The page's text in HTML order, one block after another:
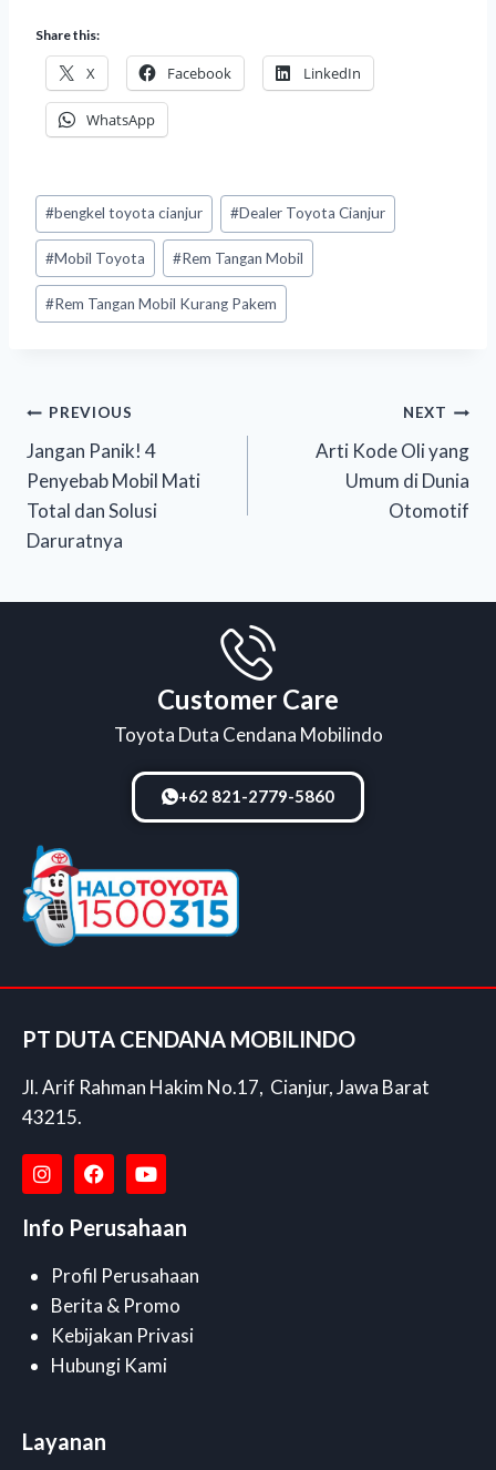
Share this:
X Facebook LinkedIn
WhatsApp
#bengkel toyota cianjur #Dealer Toyota Cianjur
#Mobil Toyota #Rem Tangan Mobil
#Rem Tangan Mobil Kurang Pakem
PREVIOUS
Jangan Panik! 4
Penyebab Mobil Mati
Total dan Solusi
Daruratnya
NEXT
Arti Kode Oli yang
Umum di Dunia
Otomotif
Customer Care
Toyota Duta Cendana Mobilindo
+62 821-2779-5860
PT DUTA CENDANA MOBILINDO
Jl. Arif Rahman Hakim No.17, Cianjur, Jawa Barat
43215.
Info Perusahaan
Profil Perusahaan
Berita & Promo
Kebijakan Privasi
Hubungi Kami
Layanan